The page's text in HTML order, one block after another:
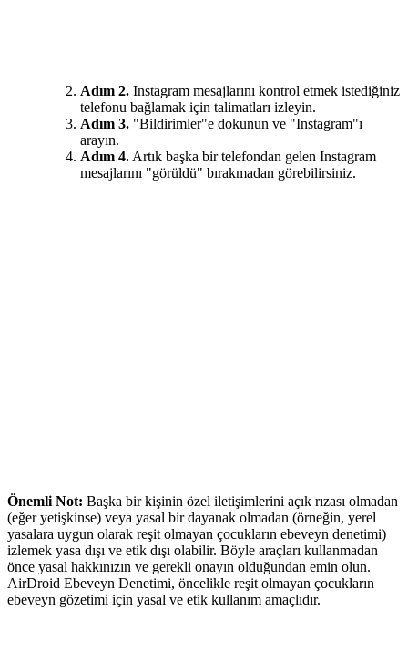
Adım 2. Instagram mesajlarını kontrol etmek istediğiniz
telefonu bağlamak için talimatları izleyin.
Adım 3. "Bildirimler"e dokunun ve "Instagram"ı
arayın.
Adım 4. Artık başka bir telefondan gelen Instagram
mesajlarını "görüldü" bırakmadan görebilirsiniz.
Önemli Not: Başka bir kişinin özel iletişimlerini açık rızası olmadan
(eğer yetişkinse) veya yasal bir dayanak olmadan (örneğin, yerel
yasalara uygun olarak reşit olmayan çocukların ebeveyn denetimi)
izlemek yasa dışı ve etik dışı olabilir. Böyle araçları kullanmadan
önce yasal hakkınızın ve gerekli onayın olduğundan emin olun.
AirDroid Ebeveyn Denetimi, öncelikle reşit olmayan çocukların
ebeveyn gözetimi için yasal ve etik kullanım amaçlıdır.